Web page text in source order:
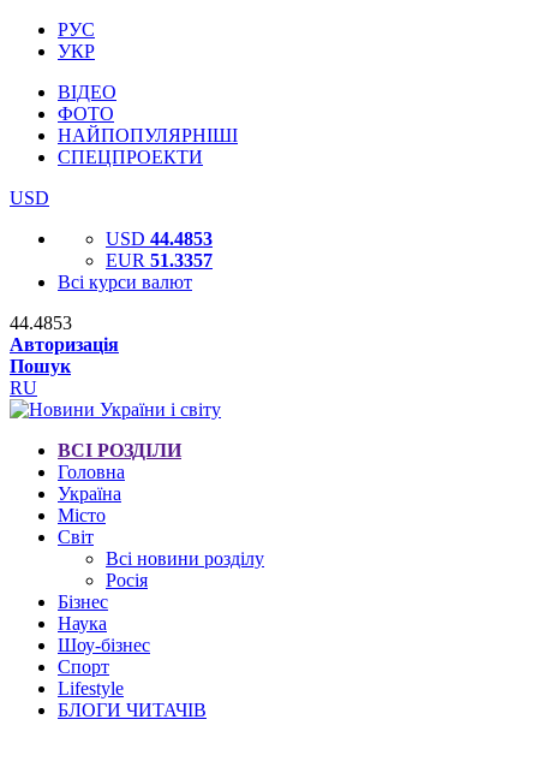
РУС
УКР
ВІДЕО
ФОТО
НАЙПОПУЛЯРНІШІ
СПЕЦПРОЕКТИ
USD
USD 44.4853
EUR 51.3357
Всі курси валют
44.4853
Авторизація
Пошук
RU
ВСІ РОЗДІЛИ
Головна
Україна
Місто
Світ
Всі новини розділу
Росія
Бізнес
Наука
Шоу-бізнес
Спорт
Lifestyle
БЛОГИ ЧИТАЧІВ